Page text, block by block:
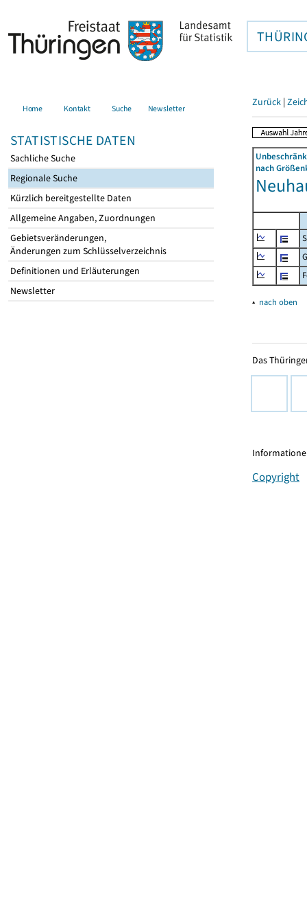
Home Kontakt Suche Newsletter
STATISTISCHE DATEN
Sachliche Suche
Regionale Suche
Kürzlich bereitgestellte Daten
Allgemeine Angaben, Zuordnungen
Gebietsveränderungen,
Änderungen zum Schlüsselverzeichnis
Definitionen und Erläuterungen
Newsletter
Zurück |
nach
▴ nach oben
Das
Copyright